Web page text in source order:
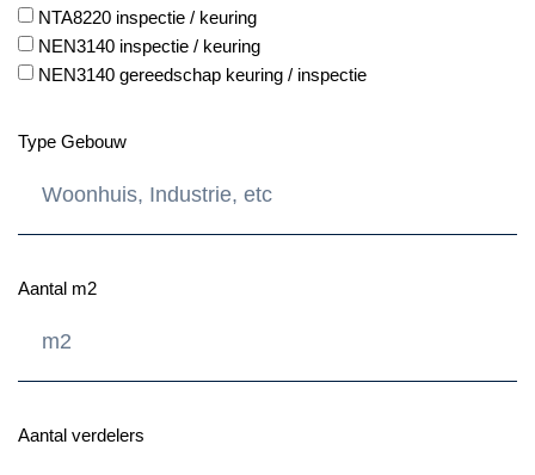
NTA8220 inspectie / keuring
NEN3140 inspectie / keuring
NEN3140 gereedschap keuring / inspectie
Type Gebouw
Aantal m2
Aantal verdelers